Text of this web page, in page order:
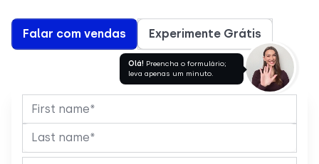
Falar com vendas Experimente Grátis
Olá! Preencha o formulário;
leva apenas um minuto.